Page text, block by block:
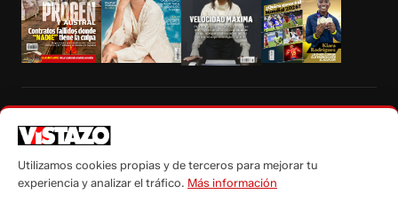
autorización escrita de su titular, de todos los contenidos de Vistazo.com.
Utilizamos cookies propias y de terceros para mejorar tu
experiencia y analizar el tráfico. Más información